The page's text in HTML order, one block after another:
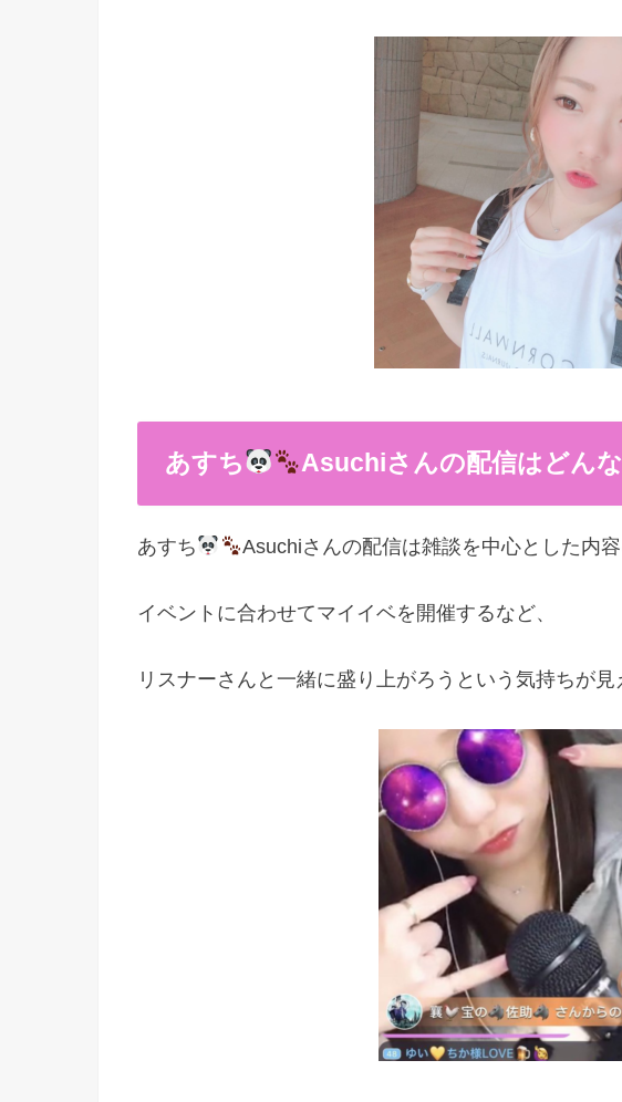
あすち Asuchiさんの配信はどん
あすち Asuchiさんの配信は雑談を中心とした内容
イベントに合わせてマイイベを開催するなど、
リスナーさんと一緒に盛り上がろうという気持ちが見